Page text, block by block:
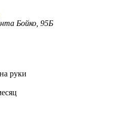
Бойко, 95Б
на руки